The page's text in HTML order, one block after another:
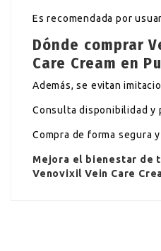
Es recomendada por
Dónde comprar
Care Cream en
Además, se evitan
Consulta disponibilidad y
Compra de forma segura
Mejora el bienestar de
Venovixil Vein Care